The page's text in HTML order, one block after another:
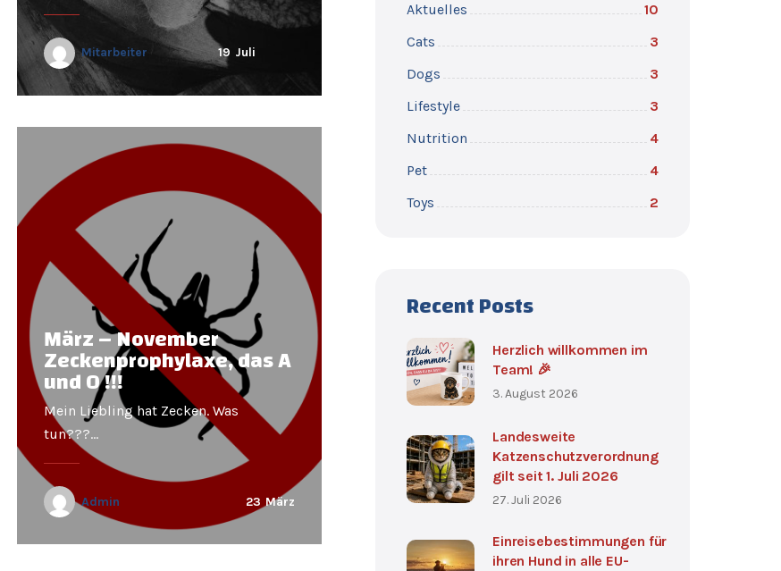
Mitarbeiter 19 Juli
März – November
Zeckenprophylaxe, das A
und O !!!
Mein Liebling hat Zecken. Was
tun???…
Admin 23 März
Aktuelles
10
Cats
3
Dogs
3
Lifestyle
3
Nutrition
4
Pet
4
Toys
2
Recent Posts
Herzlich willkommen im
Team! 🎉
3. August 2026
Landesweite
Katzenschutzverordnung
gilt seit 1. Juli 2026
27. Juli 2026
Einreisebestimmungen für
ihren Hund in alle EU-